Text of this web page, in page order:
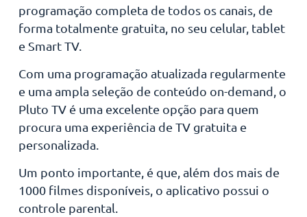
programação completa de todos os canais, de
forma totalmente gratuita, no seu celular, tablet
e Smart TV.
Com uma programação atualizada regularmente
e uma ampla seleção de conteúdo on-demand, o
Pluto TV é uma excelente opção para quem
procura uma experiência de TV gratuita e
personalizada.
Um ponto importante, é que, além dos mais de
1000 filmes disponíveis, o aplicativo possui o
controle parental.